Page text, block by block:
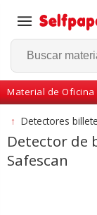
Material de Oficina
Volver
↑ Detectores
Detector de
Safescan